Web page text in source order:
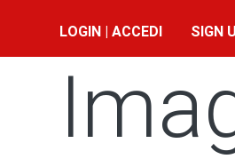
LOGIN | ACCEDI SIGN